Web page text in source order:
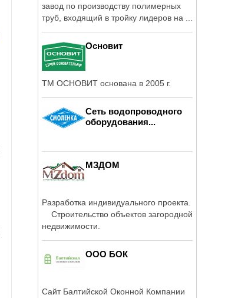
завод по производству полимерных
труб, входящий в тройку лидеров на ...
Основит
ТМ ОСНОВИТ основана в 2005 г.
Сеть водопроводного
оборудования...
МЗДОМ
Разработка индивидуального проекта.
Строительство объектов загородной
недвижимости.
ООО БОК
Сайт Балтийской Оконной Компании